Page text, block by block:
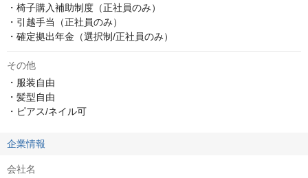
・椅子購入補助制度（正社員のみ）
・引越手当（正社員のみ）
・確定拠出年金（選択制/正社員のみ）
その他
・服装自由
・髪型自由
・ピアス/ネイル可
企業情報
会社名